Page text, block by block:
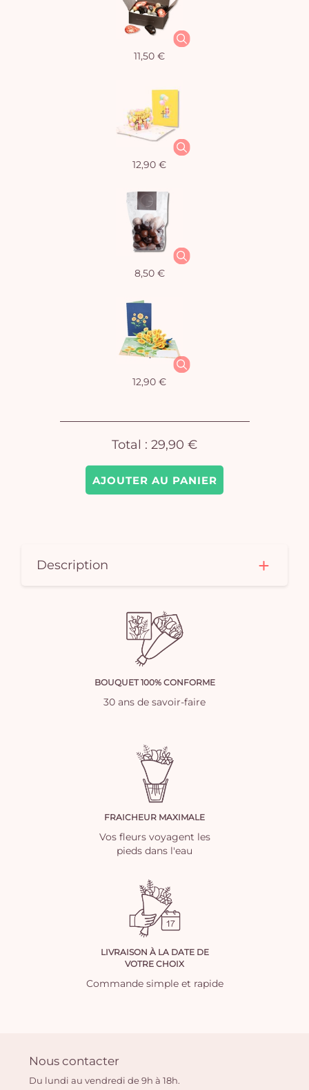
AJOUTER AU PANIER
11,50 €
12,90 €
8,50 €
12,90 €
Total : 29,90 €
Description
BOUQUET 100% CONFORME
30 ans de savoir-faire
FRAICHEUR MAXIMALE
Vos fleurs voyagent les
pieds dans l'eau
LIVRAISON À LA DATE DE
VOTRE CHOIX
Commande simple et rapide
Nous contacter
Du lundi au vendredi de 9h à 18h.